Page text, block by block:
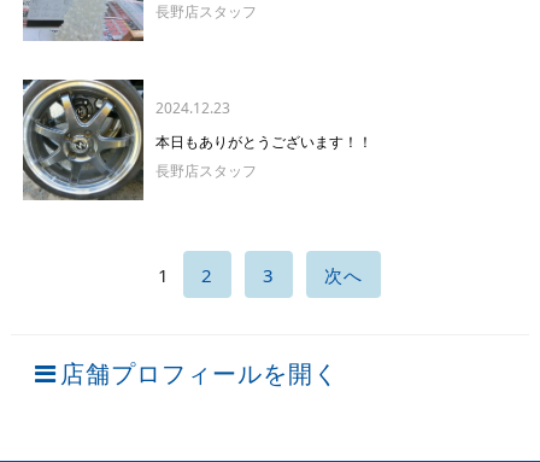
長野店スタッフ
2024.12.23
本日もありがとうございます！！
長野店スタッフ
1 2 3 次へ
店舗プロフィールを開く